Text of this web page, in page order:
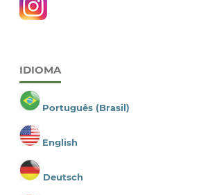
IDIOMA
Português (Brasil)
English
Deutsch